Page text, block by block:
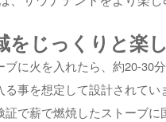
をじっくりと楽
ブに火を入れたら、約20-30
る事を想定して設計されて
証で薪で燃焼したストーブ